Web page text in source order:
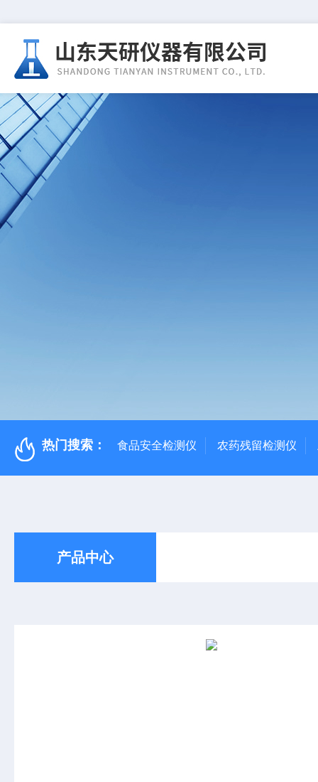
热门搜索： 食品安全检测仪 农药残留检测仪
产品中心